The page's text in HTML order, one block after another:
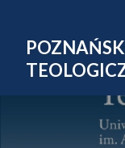
content